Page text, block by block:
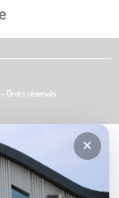
Drots réservés
✕